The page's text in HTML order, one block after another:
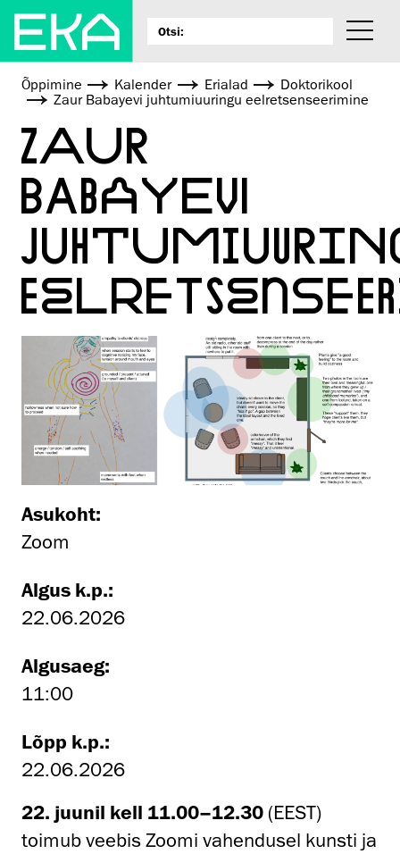
Õppimine Kalender Erialad
Doktorikool
Zaur Babayevi juhtumiuuringu eelretsenseerimine
ZAUR
BABAYEVI
Asukoht:
Zoom
Algus k.p.:
22.06.2026
Algusaeg:
11:00
Lõpp k.p.:
22.06.2026
22. juunil kell 11.00–12.30 (EEST)
toimub veebis Zoomi vahendusel kunsti ja